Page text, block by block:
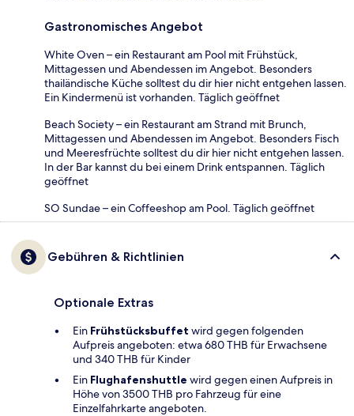
Gastronomisches Angebot
White Oven – ein Restaurant am Pool mit Frühstück,
Mittagessen und Abendessen im Angebot. Besonders
thailändische Küche solltest du dir hier nicht entgehen lassen.
Ein Kindermenü ist vorhanden. Täglich geöffnet
Beach Society – ein Restaurant am Strand mit Brunch,
Mittagessen und Abendessen im Angebot. Besonders Fisch
und Meeresfrüchte solltest du dir hier nicht entgehen lassen.
In der Bar kannst du bei einem Drink entspannen. Täglich
geöffnet
SO Sundae – ein Coffeeshop am Pool. Täglich geöffnet
Gebühren & Richtlinien
Optionale Extras
Ein Frühstücksbuffet wird gegen folgenden
Aufpreis angeboten: etwa 680 THB für Erwachsene
und 340 THB für Kinder
Ein Flughafenshuttle wird gegen einen Aufpreis in
Höhe von 3500 THB pro Fahrzeug für eine
Einzelfahrkarte angeboten.